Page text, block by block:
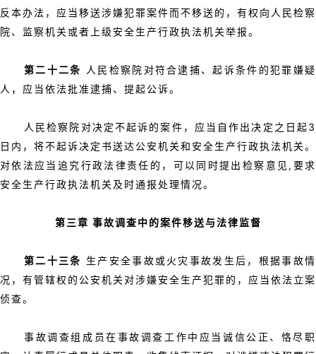
反本办法，应当移送涉嫌犯罪案件而不移送的，有权向人民检察
院、监察机关或者上级安全生产行政执法机关举报。
第二十二条
人民检察院对符合逮捕、起诉条件的犯罪嫌疑
人，应当依法批准逮捕、提起公诉。
人民检察院对决定不起诉的案件，应当自作出决定之日起3
日内，将不起诉决定书送达公安机关和安全生产行政执法机关。
对依法应当追究行政法律责任的，可以同时提出检察意见,要求
安全生产行政执法机关及时通报处理情况。
第三章 事故调查中的案件移送与法律监督
第二十三条 生产安全事故或火灾事故发生后，根据事故情
况，有管辖权的公安机关对涉嫌安全生产犯罪的，应当依法立案
侦查。
事故调查组成员在事故调查工作中应当诚信公正、恪尽职